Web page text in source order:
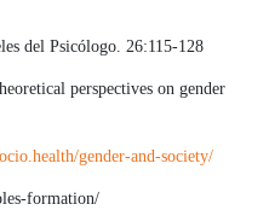
del Psicólogo. 26:115-128
perspectives on gender
gender-and-society/
formation/